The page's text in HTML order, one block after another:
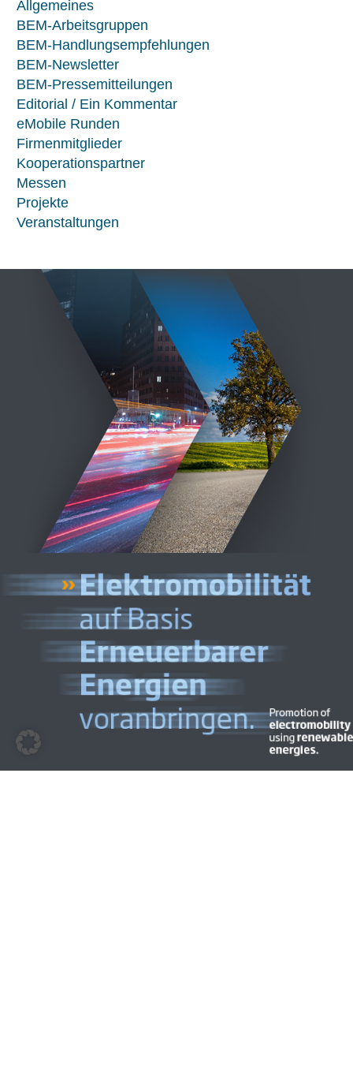
Allgemeines
BEM-Arbeitsgruppen
BEM-Handlungsempfehlungen
BEM-Newsletter
BEM-Pressemitteilungen
Editorial / Ein Kommentar
eMobile Runden
Firmenmitglieder
Kooperationspartner
Messen
Projekte
Veranstaltungen